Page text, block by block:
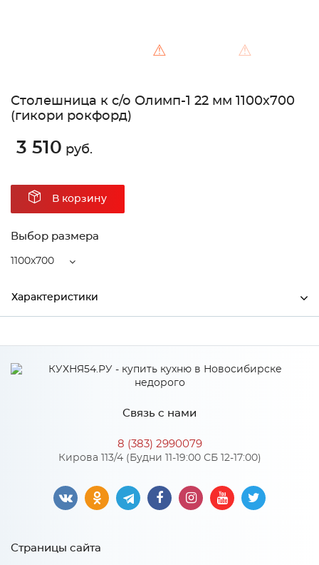
⚠ ⚠
Столешница к с/о Олимп-1 22 мм 1100х700
(гикори рокфорд)
3 510 руб.
В корзину
Выбор размера
1100x700
Характеристики
Высота 22
Гикори рокфорд
Особенности
Количество упаковок: 1
Связь с нами
8 (383) 2990079
Кирова 113/4 (Будни 11-19:00 СБ 12-17:00)
Страницы сайта